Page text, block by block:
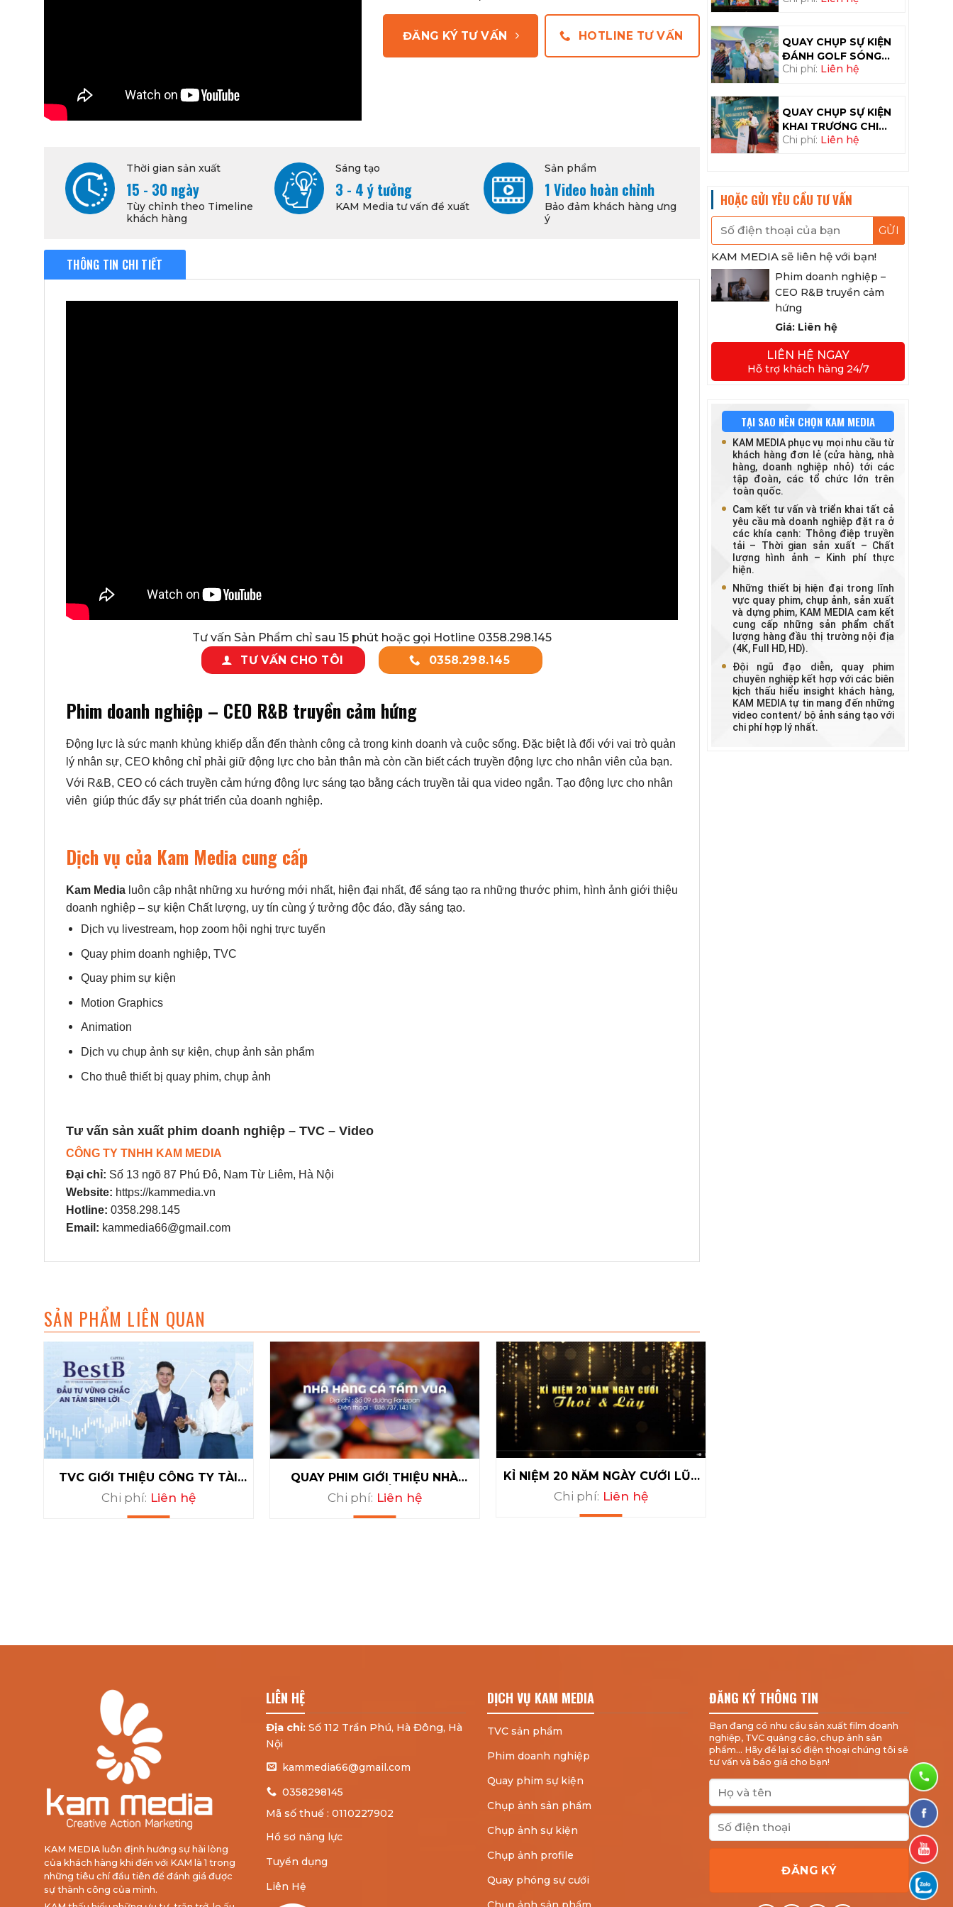
QUAY CHỤP SỰ KIỆN
ĐÁNH GOLF SÓNG
BẠC – TẬP ĐOÀN ĐẠT
Chi phí: Liên hệ
QUAY CHỤP SỰ KIỆN
KHAI TRƯƠNG CHI
NHÁNH BIDV HÀ
Chi phí: Liên hệ
HOẶC GỬI YÊU CẦU TƯ VẤN
KAM MEDIA sẽ liên hệ với bạn!
Phim doanh nghiệp –
CEO R&B truyền cảm
hứng
Giá: Liên hệ
LIÊN HỆ NGAY
Hỗ trợ khách hàng 24/7
TẠI SAO NÊN CHỌN KAM MEDIA
KAM MEDIA phục vụ mọi nhu cầu từ
khách hàng đơn lẻ (cửa hàng, nhà
hàng, doanh nghiệp nhỏ) tới các
tập đoàn, các tổ chức lớn trên
toàn quốc.
Cam kết tư vấn và triển khai tất cả
yêu cầu mà doanh nghiệp đặt ra ở
các khía cạnh: Thông điệp truyền
tải – Thời gian sản xuất – Chất
lượng hình ảnh – Kinh phí thực
hiện.
Những thiết bị hiện đại trong lĩnh
vực quay phim, chụp ảnh, sản xuất
và dựng phim, KAM MEDIA cam kết
cung cấp những sản phẩm chất
lượng hàng đầu thị trường nội địa
(4K, Full HD, HD).
Đội ngũ đạo diễn, quay phim
chuyên nghiệp kết hợp với các biên
kịch thấu hiểu insight khách hàng,
KAM MEDIA tự tin mang đến những
video content/ bộ ảnh sáng tạo với
chi phí hợp lý nhất.
ĐĂNG KÝ TƯ VẤN HOTLINE TƯ VẤN
Thời gian sản xuất
15 - 30 ngày
Tùy chỉnh theo Timeline
khách hàng
Sáng tạo
3 - 4 ý tưởng
KAM Media tư vấn đề xuất
Sản phẩm
1 Video hoàn chỉnh
Bảo đảm khách hàng ưng
ý
THÔNG TIN CHI TIẾT
Tư vấn Sản Phẩm chỉ sau 15 phút hoặc gọi Hotline 0358.298.145
TƯ VẤN CHO TÔI
0358.298.145
Phim doanh nghiệp – CEO R&B truyền cảm hứng
Động lực là sức mạnh khủng khiếp dẫn đến thành công cả trong kinh doanh và cuộc sống. Đặc biệt là đối với vai trò quản
lý nhân sự, CEO không chỉ phải giữ động lực cho bản thân mà còn cần biết cách truyền động lực cho nhân viên của bạn.
Với R&B, CEO có cách truyền cảm hứng động lực sáng tạo bằng cách truyền tải qua video ngắn. Tạo động lực cho nhân
viên giúp thúc đẩy sự phát triển của doanh nghiệp.
Dịch vụ của Kam Media cung cấp
Kam Medialuôn cập nhật những xu hướng mới nhất, hiện đại nhất, để sáng tạo ra những thước phim, hình ảnh giới thiệu
doanh nghiệp – sự kiện Chất lượng, uy tín cùng ý tưởng độc đáo, đầy sáng tạo.
Dịch vụ livestream, họp zoom hội nghị trực tuyến
Quay phim doanh nghiệp, TVC
Quay phim sự kiện
Motion Graphics
Animation
Dịch vụ chụp ảnh sự kiện, chụp ảnh sản phẩm
Cho thuê thiết bị quay phim, chụp ảnh
Tư vấn sản xuất phim doanh nghiệp – TVC – Video
CÔNG TY TNHH KAM MEDIA
Đại chỉ: Số 13 ngõ 87 Phú Đô, Nam Từ Liêm, Hà Nội
Website: https://kammedia.vn
Hotline: 0358.298.145
Email: kammedia66@gmail.com
SẢN PHẨM LIÊN QUAN
TVC GIỚI THIỆU CÔNG TY TÀI
CHÍNH BESTB
Chi phí: Liên hệ
QUAY PHIM GIỚI THIỆU NHÀ
HÀNG CÁ TẦM VUA
Chi phí: Liên hệ
KỈ NIỆM 20 NĂM NGÀY CƯỚI LŨY
& THOI
Chi phí: Liên hệ
KAM MEDIA luôn định hướng sự hài lòng
của khách hàng khi đến với KAM là 1 trong
những tiêu chí đầu tiên để đánh giá được
sự thành công của mình.
LIÊN HỆ
Địa chỉ:Số 112 Trần Phú, Hà Đông, Hà
Nội
kammedia66@gmail.com
0358298145
Mã số thuế : 0110227902
Hồ sơ năng lực
Tuyển dụng
Liên Hệ
DỊCH VỤ KAM MEDIA
TVC sản phẩm
Phim doanh nghiệp
Quay phim sự kiện
Chụp ảnh sản phẩm
Chụp ảnh sự kiện
Chụp ảnh profile
Quay phóng sự cưới
ĐĂNG KÝ THÔNG TIN
Bạn đang có nhu cầu sản xuất film doanh
nghiệp, TVC quảng cáo, chụp ảnh sản
phẩm... Hãy để lại số điện thoại chúng tôi sẽ
tư vấn và báo giá cho bạn!